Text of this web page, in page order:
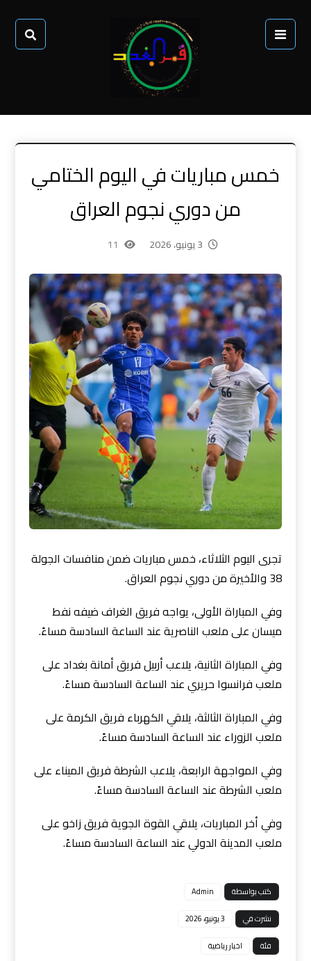
خمس مباريات في اليوم الختامي
من دوري نجوم العراق
3 يونيو، 2026 11
تجرى اليوم الثلاثاء، خمس مباريات ضمن منافسات الجولة
38 والأخيرة من دوري نجوم العراق.
وفي المباراة الأولى، يواجه فريق الغراف ضيفه نفط
ميسان على ملعب الناصرية عند الساعة السادسة مساءً.
وفي المباراة الثانية، يلاعب أربيل فريق أمانة بغداد على
ملعب فرانسوا حريري عند الساعة السادسة مساءً.
وفي المباراة الثالثة، يلاقي الكهرباء فريق الكرمة على
ملعب الزوراء عند الساعة السادسة مساءً.
وفي المواجهة الرابعة، يلاعب الشرطة فريق الميناء على
ملعب الشرطة عند الساعة السادسة مساءً.
وفي أخر المباريات، يلاقي القوة الجوية فريق زاخو على
ملعب المدينة الدولي عند الساعة السادسة مساءً.
كتب بواسطة
Admin
نشرت في
3 يونيو، 2026
فئة
اخبار رياضية